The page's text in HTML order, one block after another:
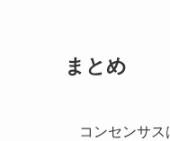
まとめ
コンセンサ